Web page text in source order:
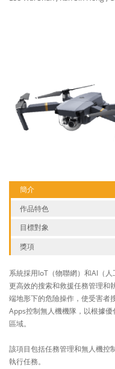
簡介
作品特色
目標對象
獎項
系統採用IoT（物聯網）和AI（
更高效的搜索和救援任務管理和
端地形下的危險操作，使受害者
Apps控制無人機機隊，以根據
區域。
該項目包括任務管理和無人機控
執行任務。